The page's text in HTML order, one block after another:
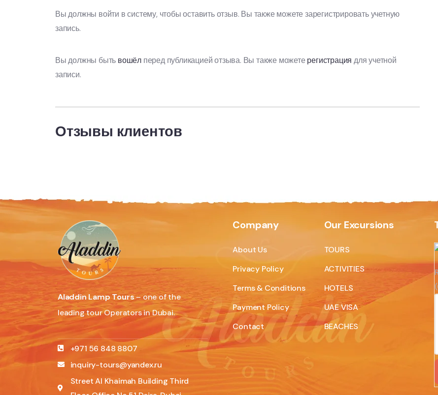
Вы должны войти в систему, чтобы оставить отзыв. Вы также можете зарегистрировать учетную
запись.
Вы должны быть вошёл перед публикацией отзыва. Вы также можете регистрация для учетной
записи.
Отзывы клиентов
Aladdin Lamp Tours– one of the
leading tour Operators in Dubai.
+971 56 848 8807
inquiry-tours@yandex.ru
Street Al Khaimah Building Third
Company
About Us
Privacy Policy
Terms & Conditions
Payment Policy
Contact
Our Excursions
TOURS
ACTIVITIES
HOTELS
UAE VISA
BEACHES